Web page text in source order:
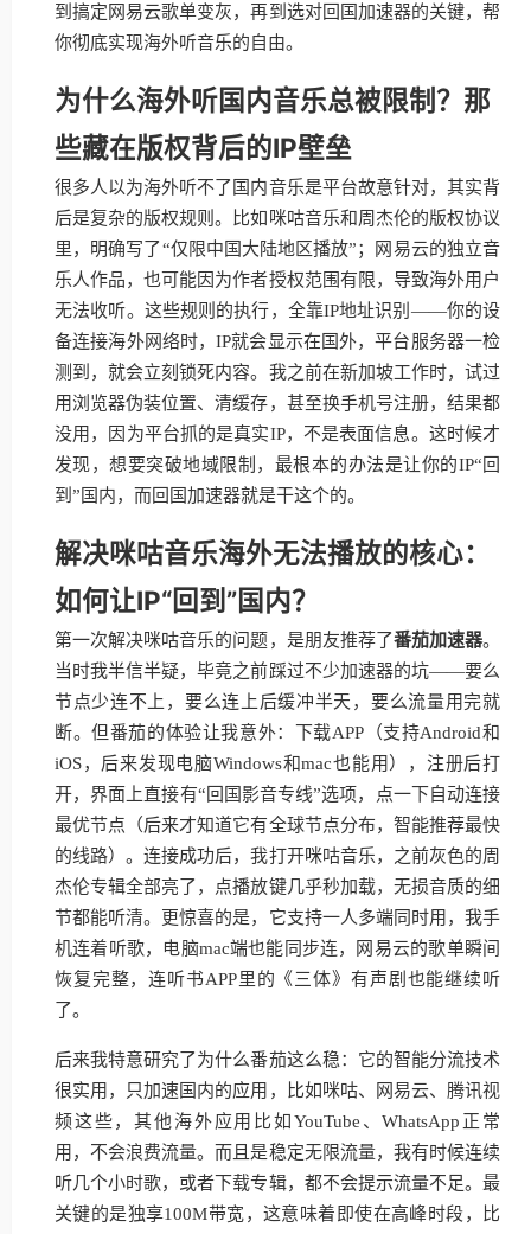
到搞定网易云歌单变灰，再到选对回国加速器的关键，帮
你彻底实现海外听音乐的自由。
为什么海外听国内音乐总被限制？那
些藏在版权背后的IP壁垒
很多人以为海外听不了国内音乐是平台故意针对，其实背
后是复杂的版权规则。比如咪咕音乐和周杰伦的版权协议
里，明确写了“仅限中国大陆地区播放”；网易云的独立音
乐人作品，也可能因为作者授权范围有限，导致海外用户
无法收听。这些规则的执行，全靠IP地址识别——你的设
备连接海外网络时，IP就会显示在国外，平台服务器一检
测到，就会立刻锁死内容。我之前在新加坡工作时，试过
用浏览器伪装位置、清缓存，甚至换手机号注册，结果都
没用，因为平台抓的是真实IP，不是表面信息。这时候才
发现，想要突破地域限制，最根本的办法是让你的IP“回
到”国内，而回国加速器就是干这个的。
解决咪咕音乐海外无法播放的核心：
如何让IP“回到”国内？
第一次解决咪咕音乐的问题，是朋友推荐了番茄加速器。
当时我半信半疑，毕竟之前踩过不少加速器的坑——要么
节点少连不上，要么连上后缓冲半天，要么流量用完就
断。但番茄的体验让我意外：下载APP（支持Android和
iOS，后来发现电脑Windows和mac也能用），注册后打
开，界面上直接有“回国影音专线”选项，点一下自动连接
最优节点（后来才知道它有全球节点分布，智能推荐最快
的线路）。连接成功后，我打开咪咕音乐，之前灰色的周
杰伦专辑全部亮了，点播放键几乎秒加载，无损音质的细
节都能听清。更惊喜的是，它支持一人多端同时用，我手
机连着听歌，电脑mac端也能同步连，网易云的歌单瞬间
恢复完整，连听书APP里的《三体》有声剧也能继续听
了。
后来我特意研究了为什么番茄这么稳：它的智能分流技术
很实用，只加速国内的应用，比如咪咕、网易云、腾讯视
频这些，其他海外应用比如YouTube、WhatsApp正常
用，不会浪费流量。而且是稳定无限流量，我有时候连续
听几个小时歌，或者下载专辑，都不会提示流量不足。最
关键的是独享100M带宽，这意味着即使在高峰时段，比